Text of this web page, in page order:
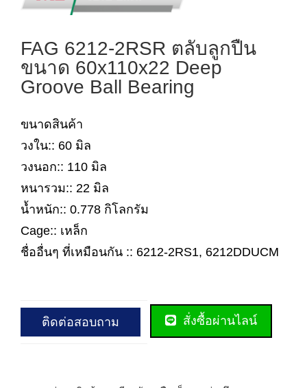
FAG 6212-2RSR ตลับลูกปืน
ขนาด 60x110x22 Deep
Groove Ball Bearing
ขนาดสินค้า
วงใน:: 60 มิล
วงนอก:: 110 มิล
หนารวม:: 22 มิล
น้ำหนัก:: 0.778 กิโลกรัม
Cage:: เหล็ก
ชื่ออื่นๆ ที่เหมือนกัน :: 6212-2RS1, 6212DDUCM
ติดต่อสอบถาม สั่งซื้อผ่านไลน์